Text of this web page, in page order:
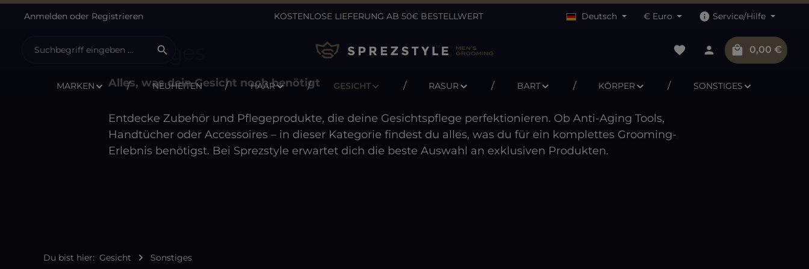
Hauptinhalt springen
Zur Suche springen
Zur Hauptnavigation springen
Anmelden oder Registrieren KOSTENLOSE LIEFERUNG AB 50€ BESTELLWERT Deutsch € Euro Service/Hilfe
Du hast 0 Produkte auf dem
0,00 €
MARKEN NEUHEITEN HAAR GESICHT RASUR BART KÖRPER SONSTIGES
Sonstiges
Alles, was dein Gesicht noch benötigt
Entdecke Zubehör und Pflegeprodukte, die deine Gesichtspflege perfektionieren. Ob Anti-Aging Tools,
Handtücher oder Accessoires – in dieser Kategorie findest du alles, was du für ein komplettes Grooming-
Erlebnis benötigst. Bei Sprezstyle erwartet dich die beste Auswahl an exklusiven Produkten.
Du bist hier: Gesicht Sonstiges